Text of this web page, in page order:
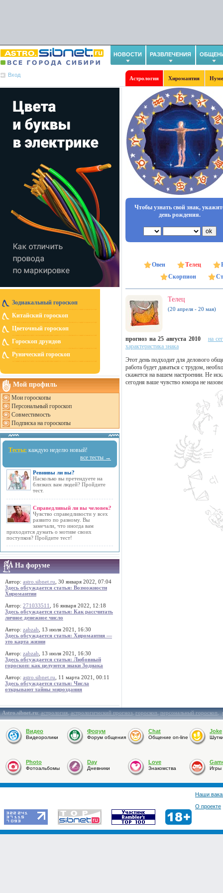
НОВОСТИ РАЗВЛЕЧЕНИЯ
Вход
Астрология Хиромантия
Зодиакальный гороскоп
Китайский гороскоп
Цветочный гороскоп
Гороскоп друидов
Рунический гороскоп
Мой профиль
Мои гороскопы
Персональный гороскоп
Совместимость
Подписка на гороскопы
Тесты: каждую неделю новый!
все тесты →
Ревнивы ли вы?
Насколько вы претендуете на
близких вам людей? Пройдите
тест.
Справедливый ли вы человек?
Чувство справедливости у всех
развито по разному. Вы
замечали, что иногда вам
приходится думать о мотиве своих
поступков? Пройдите тест!
На форуме
Автор: astro.sibnet.ru , 30 января 2022, 07:04
Здесь обсуждается статья: Возможности
Хиромантии
Автор: 271033511
, 16 января 2022, 12:18
Здесь обсуждается статья: Как рассчитать
личное денежное число
Автор: zabzab , 13 июля 2021, 16:30
Здесь обсуждается статья: Хиромантия —
это карта жизни
Автор: zabzab , 13 июля 2021, 16:30
Здесь обсуждается статья: Любовный
гороскоп: как целуются знаки Зодиака
Автор: astro.sibnet.ru , 11 марта 2021, 00:11
Здесь обсуждается статья: Числа
открывают тайны мироздания
Чтобы узнать свой знак,
день рождения.
Овен Телец
Скорпион
Телец
(20 апреля - 20 мая)
прогноз на 25 августа 2010
на
характеристика знака
Этот день подходит для делового
работа будет даваться с трудом,
скажется на вашем настроении. Не
сегодня ваше чувство юмора не
Astro.sibnet.ru:астрология,астрологический прогноз,гороскоп,персональный гороскоп,
Видео
Видеоролики
Форум
Форум общения
Chat
Общение on-line
Joke
Photo
Фотоальбомы
Day
Дневники
Love
Знакомства Игры
Наши
О проекте